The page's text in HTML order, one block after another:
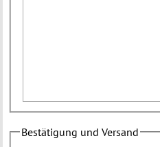
Bestätigung und Versand